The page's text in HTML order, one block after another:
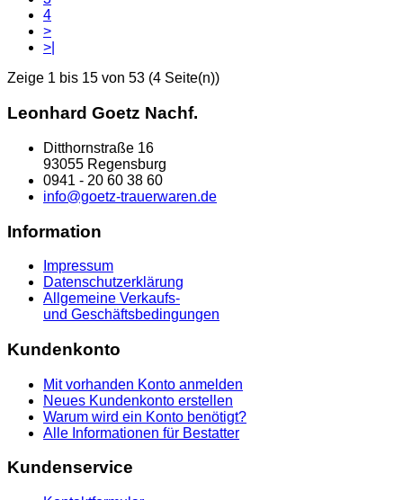
4
>
>|
Zeige 1 bis 15 von 53 (4 Seite(n))
Leonhard Goetz Nachf.
Ditthornstraße 16
93055 Regensburg
0941 - 20 60 38 60
info@goetz-trauerwaren.de
Information
Impressum
Datenschutzerklärung
Allgemeine Verkaufs-
und Geschäftsbedingungen
Kundenkonto
Mit vorhanden Konto anmelden
Neues Kundenkonto erstellen
Warum wird ein Konto benötigt?
Alle Informationen für Bestatter
Kundenservice